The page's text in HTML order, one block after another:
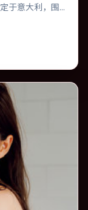
于意大利，围
度服务于主